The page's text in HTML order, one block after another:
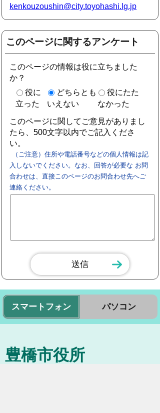
kenkouzoushin@city.toyohashi.lg.jp
このページに関するアンケート
このページの情報は役に立ちました
か？
役に
立った
どちらとも
いえない
役にたた
なかった
このページに関してご意見がありまし
たら、500文字以内でご記入くださ
い。
（ご注意）住所や電話番号などの個人情報は記
入しないでください。なお、回答が必要な お問
合わせは、直接このページのお問合わせ先へご
連絡ください。
スマートフォン パソコン
豊橋市役所